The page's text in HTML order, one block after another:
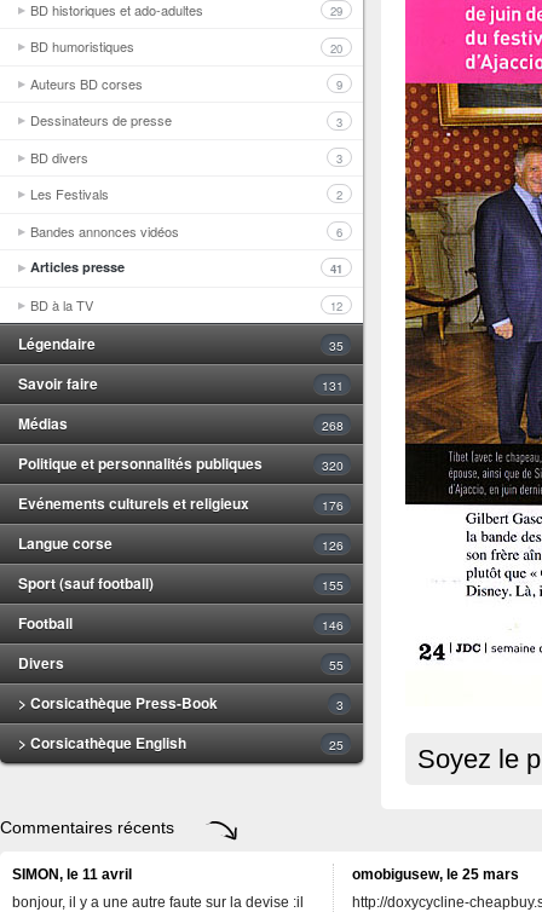
BD historiques et ado-adultes 29
BD humoristiques 20
Auteurs BD corses 9
Dessinateurs de presse 3
BD divers 3
Les Festivals 2
Bandes annonces vidéos 6
Articles presse 41
BD à la TV 12
Légendaire 35
Savoir faire 131
Médias 268
Politique et personnalités publiques 320
Evénements culturels et religieux 176
Langue corse 126
Sport (sauf football) 155
Football 146
Divers 55
> Corsicathèque Press-Book 3
> Corsicathèque English 25
Soyez le
Commentaires récents
SIMON, le 11 avril
bonjour, il y a une autre faute sur la devise :il
omobigusew, le 25 mars
http://doxycycline-